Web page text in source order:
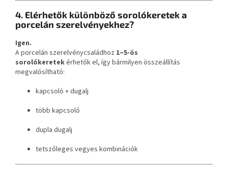
4. Elérhetők különböző sorolókeretek a
porcelán szerelvényekhez?
Igen.
A porcelán szerelvénycsaládhoz 1–5-ös
sorolókeretekérhetők el, így bármilyen összeállítás
megvalósítható:
kapcsoló + dugalj
több kapcsoló
dupla dugalj
tetszőleges vegyes kombinációk